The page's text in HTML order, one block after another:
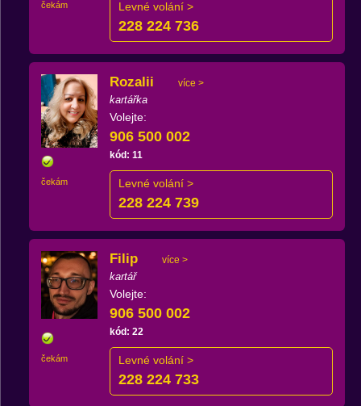
čekám Levné volání >
228 224 736
čekám
Rozalii více >
kartářka
Volejte:
906 500 002
kód: 11
Levné volání >
228 224 739
čekám
Filip více >
kartář
Volejte:
906 500 002
kód: 22
Levné volání >
228 224 733